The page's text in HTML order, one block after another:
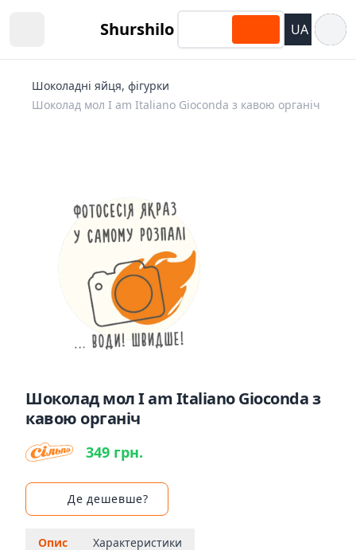
Shurshilo UA
Шоколадні яйця, фігурки
Шоколад мол I am Italiano Gioconda з кавою органіч
Шоколад мол I am Italiano Gioconda з
кавою органіч
349 грн.
Де дешевше?
Опис Характеристики